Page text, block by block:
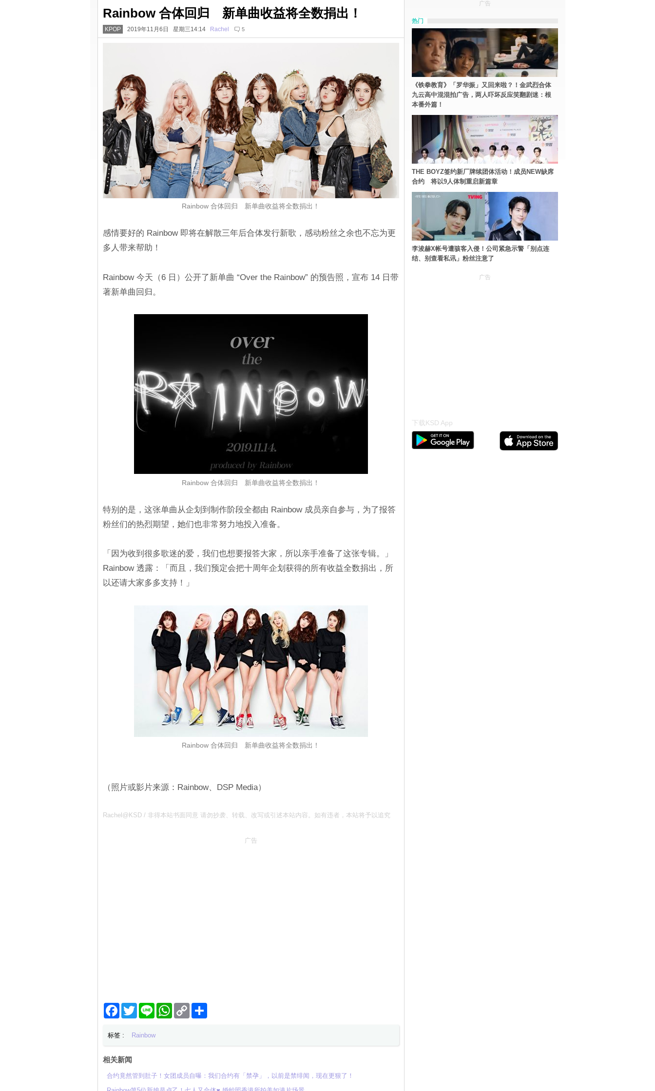
Rainbow 合体回归 新单曲收益将全数捐出！
KPOP 2019年11月6日 星期三14:14 Rachel 5
Rainbow 合体回归 新单曲收益将全数捐出！
感情要好的 Rainbow 即将在解散三年后合体发行新歌，感动粉丝之余也不忘为更
多人带来帮助！
Rainbow 今天（6 日）公开了新单曲 “Over the Rainbow” 的预告照，宣布 14 日带
著新单曲回归。
Rainbow 合体回归 新单曲收益将全数捐出！
特别的是，这张单曲从企划到制作阶段全都由 Rainbow 成员亲自参与，为了报答
粉丝们的热烈期望，她们也非常努力地投入准备。
「因为收到很多歌迷的爱，我们也想要报答大家，所以亲手准备了这张专辑。」
Rainbow 透露：「而且，我们预定会把十周年企划获得的所有收益全数捐出，所
以还请大家多多支持！」
Rainbow 合体回归 新单曲收益将全数捐出！
（照片或影片来源：Rainbow、DSP Media）
Rachel@KSD / 非得本站书面同意 请勿抄袭、转载、改写或引述本站内容。如有违者，本站将予以追究
广告
Facebook
TwitterLine WhatsApp
Copy
Link
分
标签 : Rainbow
相关新闻
合约竟然管到肚子！女团成员自曝：我们合约有「禁孕」，以前是禁绯闻，现在更狠了！
广告
热门
《铁拳教育》「罗华振」又回来啦？！金武烈合体
九云高中混混拍广告，两人吓坏反应笑翻剧迷：根
本番外篇！
THE BOYZ签约新厂牌续团体活动！成员NEW缺席
合约 将以9人体制重启新篇章
李浚赫X帐号遭骇客入侵！公司紧急示警「别点连
结、别查看私讯」粉丝注意了
广告
下载KSD App